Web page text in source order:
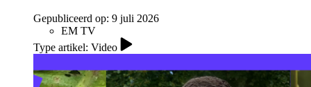
Gepubliceerd op: 9 juli 2026
EM TV
Type artikel: Video